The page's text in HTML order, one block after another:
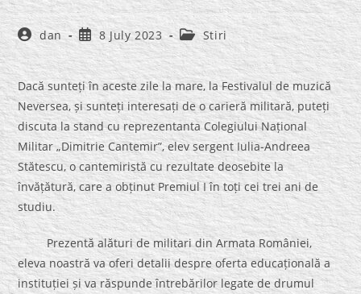
Post
author:
dan
Post
published:
8 July 2023
Post
category:
Stiri
Dacă sunteți în aceste zile la mare, la Festivalul de muzică
Neversea, și sunteți interesați de o carieră militară, puteți
discuta la stand cu reprezentanta Colegiului Național
Militar „Dimitrie Cantemir”, elev sergent Iulia-Andreea
Stătescu, o cantemiristă cu rezultate deosebite la
învățătură, care a obținut Premiul I în toți cei trei ani de
studiu.
Prezentă alături de militari din Armata României,
eleva noastră va oferi detalii despre oferta educațională a
instituției și va răspunde întrebărilor legate de drumul